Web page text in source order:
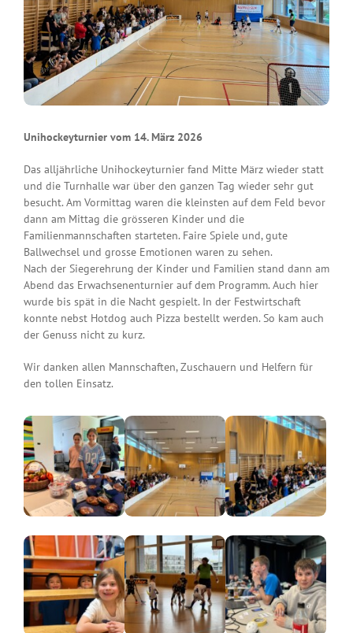
Unihockeyturnier vom 14. März 2026
Das alljährliche Unihockeyturnier fand Mitte März wieder statt
und die Turnhalle war über den ganzen Tag wieder sehr gut
besucht. Am Vormittag waren die kleinsten auf dem Feld bevor
dann am Mittag die grösseren Kinder und die
Familienmannschaften starteten. Faire Spiele und, gute
Ballwechsel und grosse Emotionen waren zu sehen.
Nach der Siegerehrung der Kinder und Familien stand dann am
Abend das Erwachsenenturnier auf dem Programm. Auch hier
wurde bis spät in die Nacht gespielt. In der Festwirtschaft
konnte nebst Hotdog auch Pizza bestellt werden. So kam auch
der Genuss nicht zu kurz.
Wir danken allen Mannschaften, Zuschauern und Helfern für
den tollen Einsatz.